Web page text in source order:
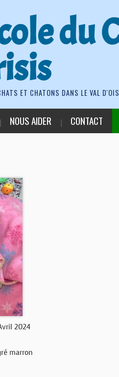
du
ET CHATONS DANS LE VAL
NOUS AIDER CONTACT
2024
marron